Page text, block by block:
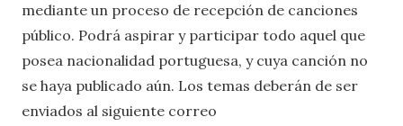
mediante un proceso de recepción de canciones
público. Podrá aspirar y participar todo aquel que
posea nacionalidad portuguesa, y cuya canción no
se haya publicado aún. Los temas deberán de ser
enviados al siguiente correo